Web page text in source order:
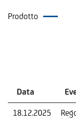
Prodotto
Data
18.12.2025